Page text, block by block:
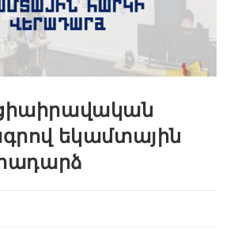
եկամտային